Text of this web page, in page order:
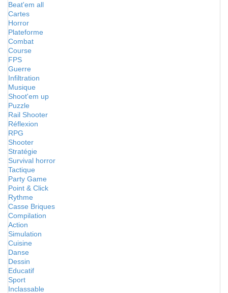
Beat'em all
Cartes
Horror
Plateforme
Combat
Course
FPS
Guerre
Infiltration
Musique
Shoot'em up
Puzzle
Rail Shooter
Réflexion
RPG
Shooter
Stratégie
Survival horror
Tactique
Party Game
Point & Click
Rythme
Casse Briques
Compilation
Action
Simulation
Cuisine
Danse
Dessin
Educatif
Sport
Inclassable